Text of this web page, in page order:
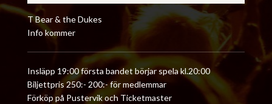
T Bear & the Dukes
Info kommer
Insläpp 19:00 första bandet börjar spela kl.20:00
Biljettpris 250:- 200:- för medlemmar
Förköp på Pustervik och Ticketmaster